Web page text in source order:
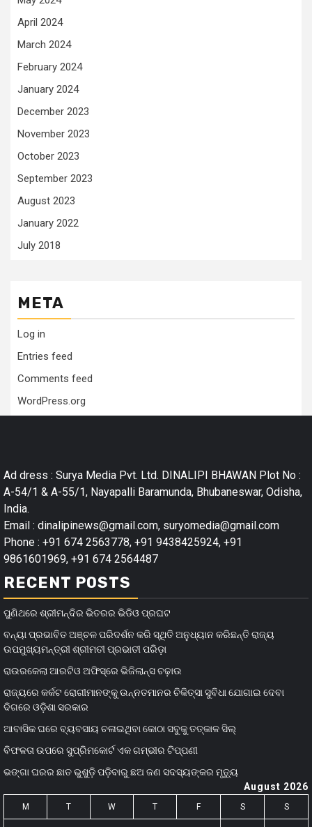
April 2024
March 2024
February 2024
January 2024
December 2023
November 2023
October 2023
September 2023
August 2023
January 2022
July 2018
META
Log in
Entries feed
Comments feed
WordPress.org
Ad dress : Surya Media Pvt. Ltd. DINALIPI BHAWAN Plot No :
A-54/1 & A-55/1, Nayapalli Baramunda, Bhubaneswar, Odisha,
India.
Email : dinalipinews@gmail.com, suryomedia@gmail.com
Phone : +91 674 2563778, +91 9438425924, +91
9861601969, +91 674 2564487
RECENT POSTS
ପୁଣିଥରେ ଶ୍ରୀମନ୍ଦିର ଭିତରର ଭିଡିଓ ପ୍ରଘଟ
ବନ୍ୟା ପ୍ରଭାବିତ ଅଞ୍ଚଳ ପରିଦର୍ଶନ କରି ସ୍ଥିତି ଅନୁଧ୍ୟାନ କରିଛନ୍ତି ରାଜ୍ୟ
ଉପମୁଖ୍ୟମନ୍ତ୍ରୀ ଶ୍ରୀମତୀ ପ୍ରଭାତୀ ପରିଡ଼ା
ରାଉରକେଲା ଆରଟିଓ ଅଫିସ୍‌ରେ ଭିଜିଲାନ୍ସ ଚଢ଼ାଉ
ରାଜ୍ୟରେ କର୍କଟ ରୋଗୀମାନଙ୍କୁ ଉନ୍ନତମାନର ଚିକିତ୍ସା ସୁବିଧା ଯୋଗାଇ ଦେବା
ଦିଗରେ ଓଡ଼ିଶା ସରକାର
ଆବାସିକ ଘରେ ବ୍ୟବସାୟ ଚଳାଇଥିବା କୋଠା ସବୁକୁ ତତ୍କାଳ ସିଲ୍‌
ବିଫଳତା ଉପରେ ସୁପ୍ରିମକୋର୍ଟ ଏକ ଗମ୍ଭୀର ଟିପ୍ପଣୀ
ଭଙ୍ଗା ଘରର ଛାତ ଭୁଶୁଡ଼ି ପଡ଼ିବାରୁ ଛଅ ଜଣ ସଦସ୍ୟଙ୍କର ମୃତ୍ୟୁ
August 2026
M T W T F S S